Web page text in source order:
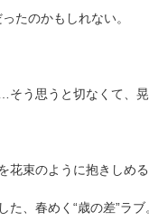
たのかもしれない。
う思うと切なくて、
花束のように抱きしめる
、春めく“歳の差”ラブ